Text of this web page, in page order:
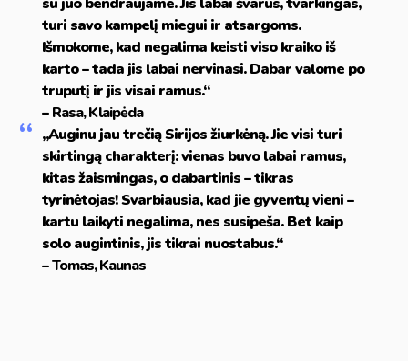
turi savo kampelį miegui ir atsargoms.
Išmokome, kad negalima keisti viso kraiko iš
karto – tada jis labai nervinasi. Dabar valome po
truputį ir jis visai ramus.“
–Rasa, Klaipėda
„Auginu jau trečią Sirijos žiurkėną. Jie visi turi
skirtingą charakterį: vienas buvo labai ramus,
kitas žaismingas, o dabartinis – tikras
tyrinėtojas! Svarbiausia, kad jie gyventų vieni –
kartu laikyti negalima, nes susipeša. Bet kaip
solo augintinis, jis tikrai nuostabus.“
–Tomas, Kaunas